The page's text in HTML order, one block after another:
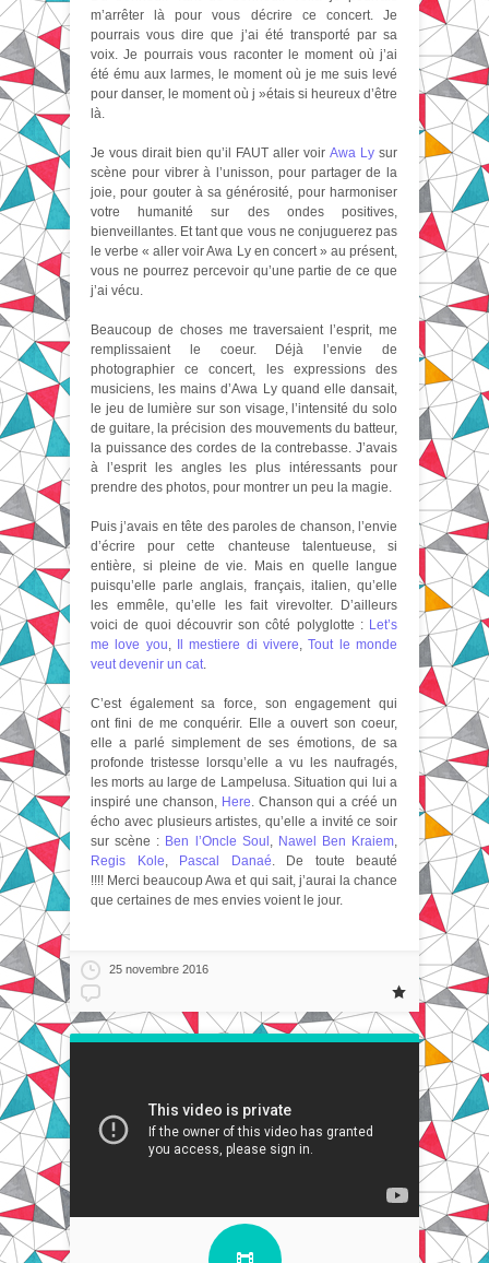
m’arrêter là pour vous décrire ce concert. Je
pourrais vous dire que j’ai été transporté par sa
voix. Je pourrais vous raconter le moment où j’ai
été ému aux larmes, le moment où je me suis levé
pour danser, le moment où j »étais si heureux d’être
là.
Je vous dirait bien qu’il FAUT aller voir Awa Ly sur
scène pour vibrer à l’unisson, pour partager de la
joie, pour gouter à sa générosité, pour harmoniser
votre humanité sur des ondes positives,
bienveillantes. Et tant que vous ne conjuguerez pas
le verbe « aller voir Awa Ly en concert » au présent,
vous ne pourrez percevoir qu’une partie de ce que
j’ai vécu.
Beaucoup de choses me traversaient l’esprit, me
remplissaient le coeur. Déjà l’envie de
photographier ce concert, les expressions des
musiciens, les mains d’Awa Ly quand elle dansait,
le jeu de lumière sur son visage, l’intensité du solo
de guitare, la précision des mouvements du batteur,
la puissance des cordes de la contrebasse. J’avais
à l’esprit les angles les plus intéressants pour
prendre des photos, pour montrer un peu la magie.
Puis j’avais en tête des paroles de chanson, l’envie
d’écrire pour cette chanteuse talentueuse, si
entière, si pleine de vie. Mais en quelle langue
puisqu’elle parle anglais, français, italien, qu’elle
les emmêle, qu’elle les fait virevolter. D’ailleurs
voici de quoi découvrir son côté polyglotte : Let’s
me love you, Il mestiere di vivere,Tout le monde
veut devenir un cat.
C’est également sa force, son engagement qui
ont fini de me conquérir. Elle a ouvert son coeur,
elle a parlé simplement de ses émotions, de sa
profonde tristesse lorsqu’elle a vu les naufragés,
les morts au large de Lampelusa. Situation qui lui a
inspiré une chanson, Here. Chanson qui a créé un
écho avec plusieurs artistes, qu’elle a invité ce soir
sur scène : Ben l’Oncle Soul , Nawel Ben Kraiem,
Regis Kole, Pascal Danaé. De toute beauté
!!!! Merci beaucoup Awa et qui sait, j’aurai la chance
que certaines de mes envies voient le jour.
25 novembre 2016